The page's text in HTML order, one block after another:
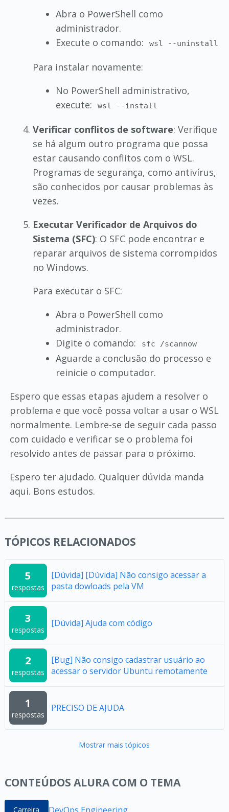
Abra o PowerShell como
administrador.
Execute o comando:
wsl --uninstall
Para instalar novamente:
No PowerShell administrativo,
execute:
wsl --install
Verificar conflitos de software: Verifique
se há algum outro programa que possa
estar causando conflitos com o WSL.
Programas de segurança, como antivírus,
são conhecidos por causar problemas às
vezes.
Executar Verificador de Arquivos do
Sistema (SFC): O SFC pode encontrar e
reparar arquivos de sistema corrompidos
no Windows.
Para executar o SFC:
Abra o PowerShell como
administrador.
Digite o comando:
sfc /scannow
Aguarde a conclusão do processo e
reinicie o computador.
Espero que essas etapas ajudem a resolver o
problema e que você possa voltar a usar o WSL
normalmente. Lembre-se de seguir cada passo
com cuidado e verificar se o problema foi
resolvido antes de passar para o próximo.
Espero ter ajudado. Qualquer dúvida manda
aqui. Bons estudos.
TÓPICOS RELACIONADOS
5
respostas
[Dúvida] [Dúvida] Não consigo acessar a
pasta dowloads pela VM
3
respostas
[Dúvida] Ajuda com código
2
respostas
[Bug] Não consigo cadastrar usuário ao
acessar o servidor Ubuntu remotamente
1
respostas
PRECISO DE AJUDA
Mostrar mais tópicos
CONTEÚDOS ALURA COM O TEMA
Carreira DevOps Engineering